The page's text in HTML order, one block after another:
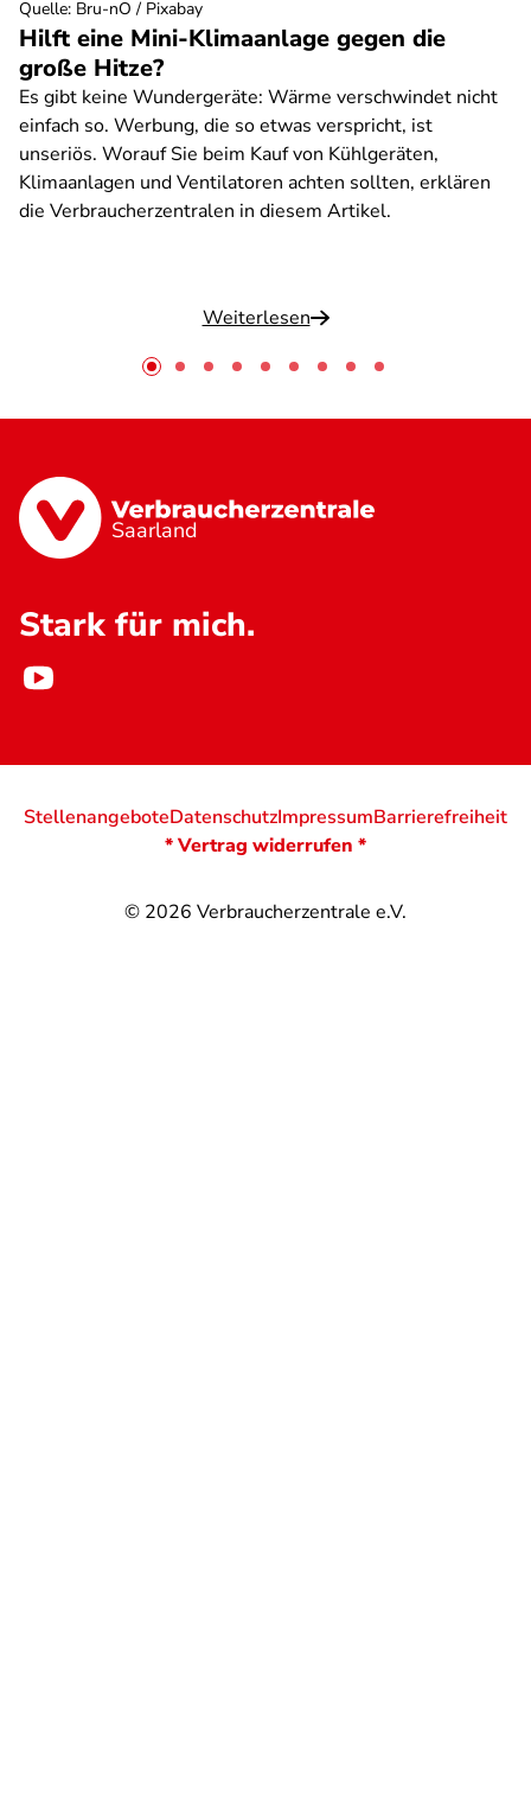
Hilft eine Mini-Klimaanlage gegen die
große Hitze?
Es gibt keine Wundergeräte: Wärme verschwindet nicht
einfach so. Werbung, die so etwas verspricht, ist
unseriös. Worauf Sie beim Kauf von Kühlgeräten,
Klimaanlagen und Ventilatoren achten sollten, erklären
die Verbraucherzentralen in diesem Artikel.
Weiterlesen
Quelle: Bru-nO / Pixabay
Saarland
Stark für mich.
© 2026 Verbraucherzentrale e.V.
StellenangeboteDatenschutzImpressumBarrierefreiheit
* Vertrag widerrufen *